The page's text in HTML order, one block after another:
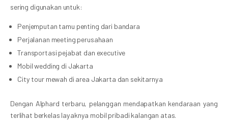
sering digunakan untuk:
Penjemputan tamu penting dari bandara
Perjalanan meeting perusahaan
Transportasi pejabat dan executive
Mobil wedding di Jakarta
City tour mewah di area Jakarta dan sekitarnya
Dengan Alphard terbaru, pelanggan mendapatkan kendaraan yang
terlihat berkelas layaknya mobil pribadi kalangan atas.